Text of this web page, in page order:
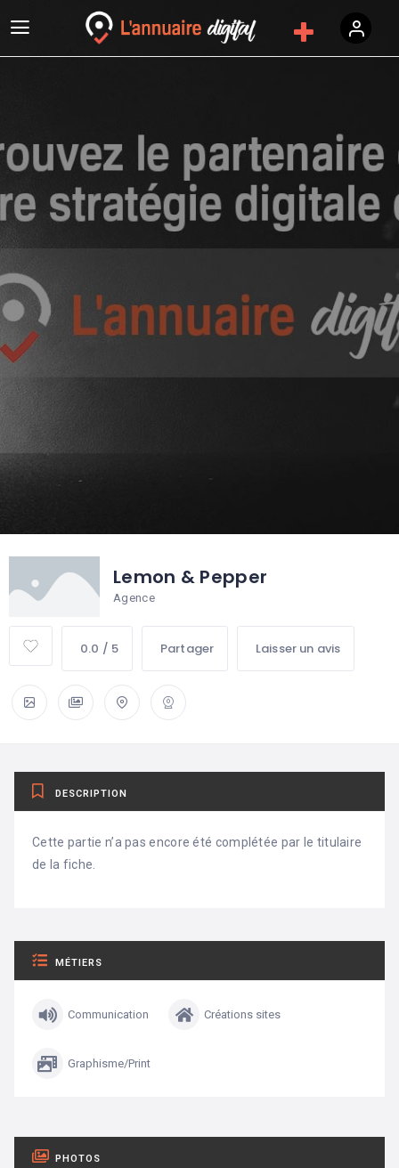
Lemon & Pepper
Agence
0.0 / 5 Partager Laisser un avis
DESCRIPTION
Cette partie n’a pas encore été complétée par le titulaire
de la fiche.
MÉTIERS
Communication Créations sites
Graphisme/Print
PHOTOS